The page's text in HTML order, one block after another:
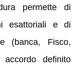
permette di
esattoriali e di
(banca, Fisco,
definito